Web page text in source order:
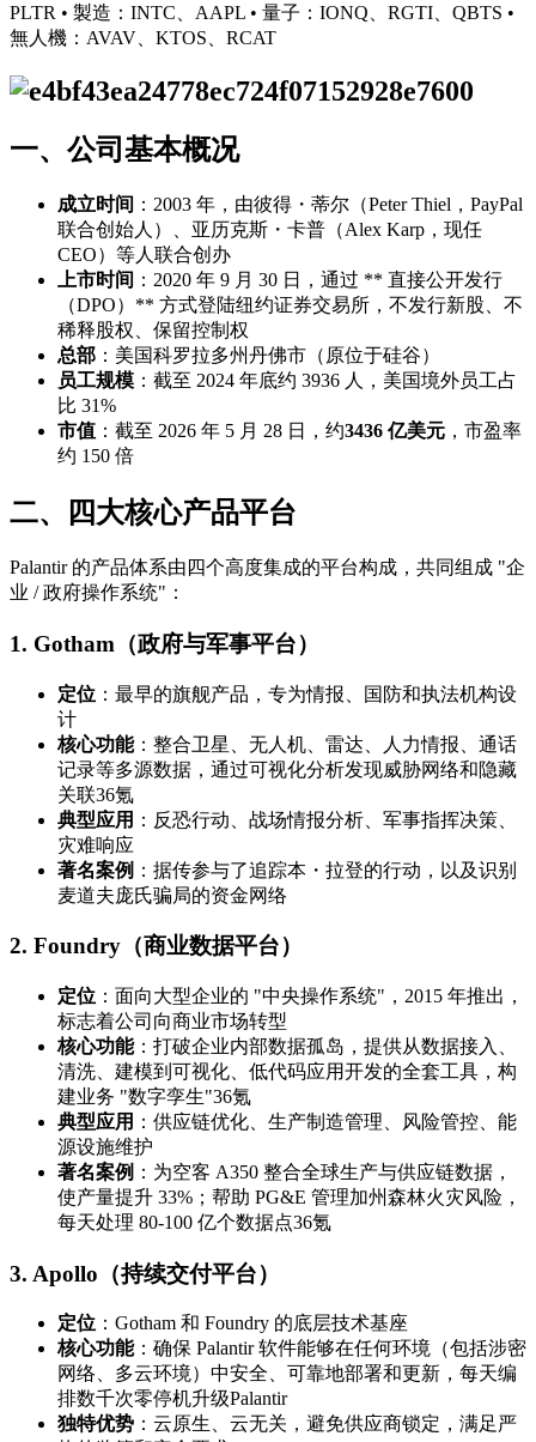
PLTR • 製造：INTC、AAPL • 量子：IONQ、RGTI、QBTS •
無人機：AVAV、KTOS、RCAT
一、公司基本概况
成立时间 ：2003 年，由彼得・蒂尔（Peter Thiel，PayPal
联合创始人）、亚历克斯・卡普（Alex Karp，现任
CEO）等人联合创办
上市时间 ：2020 年 9 月 30 日，通过 ** 直接公开发行
（DPO）** 方式登陆纽约证券交易所，不发行新股、不
稀释股权、保留控制权
总部 ：美国科罗拉多州丹佛市（原位于硅谷）
员工规模 ：截至 2024 年底约 3936 人，美国境外员工占
比 31%
市值 ：截至 2026 年 5 月 28 日，约3436 亿美元 ，市盈率
约 150 倍
二、四大核心产品平台
Palantir 的产品体系由四个高度集成的平台构成，共同组成 "企
业 / 政府操作系统"：
1. Gotham（政府与军事平台）
定位 ：最早的旗舰产品，专为情报、国防和执法机构设
计
核心功能：整合卫星、无人机、雷达、人力情报、通话
记录等多源数据，通过可视化分析发现威胁网络和隐藏
关联36氪
典型应用 ：反恐行动、战场情报分析、军事指挥决策、
灾难响应
著名案例 ：据传参与了追踪本・拉登的行动，以及识别
麦道夫庞氏骗局的资金网络
2. Foundry（商业数据平台）
定位 ：面向大型企业的 "中央操作系统"，2015 年推出，
标志着公司向商业市场转型
核心功能：打破企业内部数据孤岛，提供从数据接入、
清洗、建模到可视化、低代码应用开发的全套工具，构
建业务 "数字孪生"36氪
典型应用 ：供应链优化、生产制造管理、风险管控、能
源设施维护
著名案例 ：为空客 A350 整合全球生产与供应链数据，
使产量提升 33%；帮助 PG&E 管理加州森林火灾风险，
每天处理 80-100 亿个数据点36氪
3. Apollo（持续交付平台）
定位 ：Gotham 和 Foundry 的底层技术基座
核心功能：确保 Palantir 软件能够在任何环境（包括涉密
网络、多云环境）中安全、可靠地部署和更新，每天编
排数千次零停机升级Palantir
独特优势 ：云原生、云无关，避免供应商锁定，满足严